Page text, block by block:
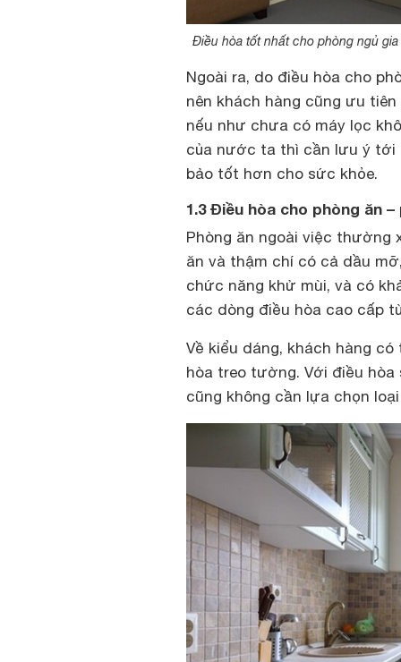
Điều hòa tốt nhất cho phòng ngủ
Ngoài ra, do điều hòa cho
nên khách hàng cũng ưu
nếu như chưa có máy lọc
của nước ta thì cần lưu ý tới
bảo tốt hơn cho sức khỏe.
1.3 Điều hòa cho phòng ăn
Phòng ăn ngoài việc thường
ăn và thậm chí có cả dầu
chức năng khử mùi, và có
các dòng điều hòa cao cấp
Về kiểu dáng, khách hàng
hòa treo tường. Với điều
cũng không cần lựa chọn